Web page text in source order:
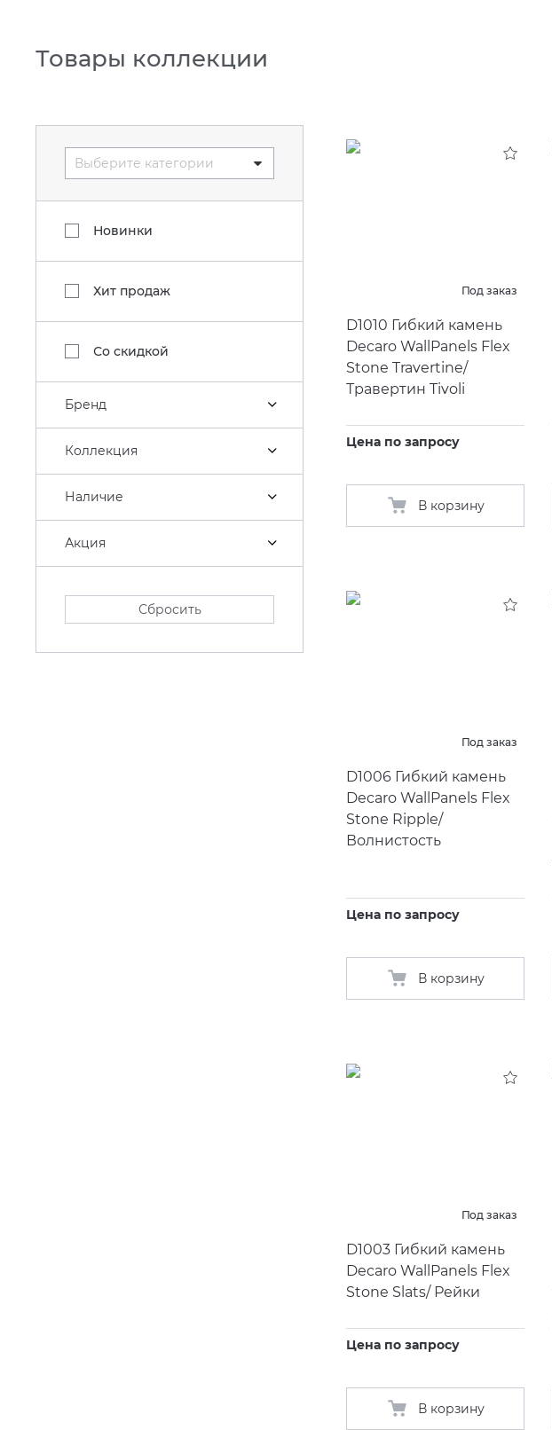
Товары коллекции
Выберите категории
Новинки
Хит продаж
Со скидкой
Бренд
Коллекция
Наличие
Акция
Сбросить
Под заказ
D1010 Гибкий камень
Decaro WallPanels Flex
Stone Travertine/
Травертин Tivoli
Цена по запросу
В корзину
Под заказ
D1006 Гибкий камень
Decaro WallPanels Flex
Stone Ripple/
Волнистость
Цена по запросу
В корзину
Под заказ
D1003 Гибкий камень
Decaro WallPanels Flex
Stone Slats/ Рейки
Цена по запросу
В корзину